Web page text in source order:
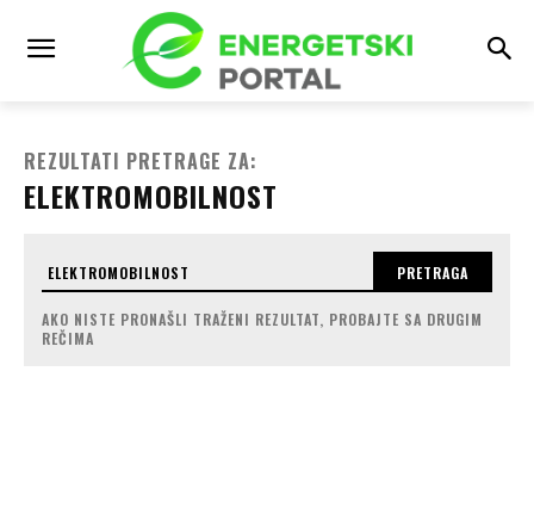
REZULTATI PRETRAGE ZA:
ELEKTROMOBILNOST
PRETRAGA
AKO NISTE PRONAŠLI TRAŽENI REZULTAT, PROBAJTE SA DRUGIM
REČIMA